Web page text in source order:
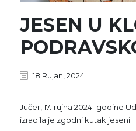
JESEN U
18 Rujan, 2024
Jučer, 17. rujna 2024. godine
izradila je zgodni kutak jeseni.